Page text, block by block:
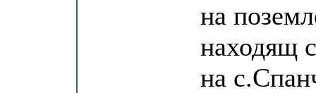
на
находящ
на